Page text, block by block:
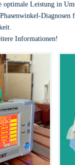
Leistung in
Informationen!